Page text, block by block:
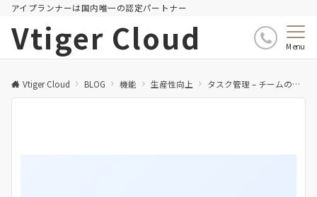
アイプランナーは国内唯一の認定パートナー
Vtiger Cloud Menu
Vtiger Cloud BLOG 機能 生産性向上 タスク管理 – チームの生産性を最大化